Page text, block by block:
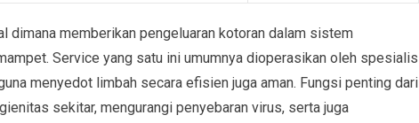
dimana memberikan pengeluaran kotoran dalam sistem
Service yang satu ini umumnya dioperasikan oleh spesialis
menyedot limbah secara efisien juga aman. Fungsi penting dari
sekitar, mengurangi penyebaran virus, serta juga